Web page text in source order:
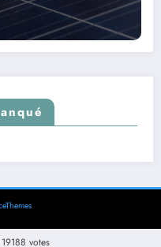
19188 votes